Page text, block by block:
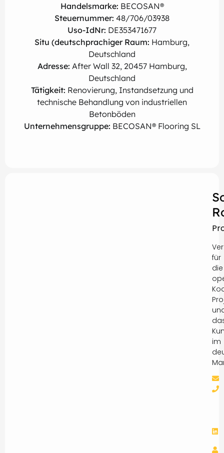
Handelsmarke: BECOSAN®
Steuernummer: 48/706/03938
Uso-IdNr: DE353471677
Situ (deutschprachiger Raum: Hamburg,
Deutschland
Adresse: After Wall 32, 20457 Hamburg,
Deutschland
Tätigkeit: Renovierung, Instandsetzung und
technische Behandlung von industriellen
Betonböden
Unternehmensgruppe: BECOSAN® Flooring SL
für
die
im